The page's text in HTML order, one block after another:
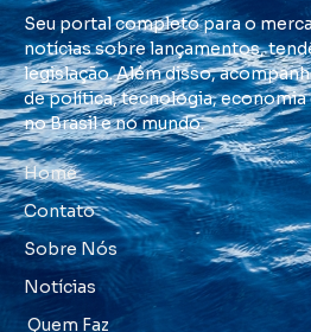
Seu portal completo para o
notícias sobre lançamentos,
legislação. Além disso,
de política, tecnologia, economia
no Brasil e no mundo.
Home
Contato
Sobre Nós
Notícias
Quem Faz